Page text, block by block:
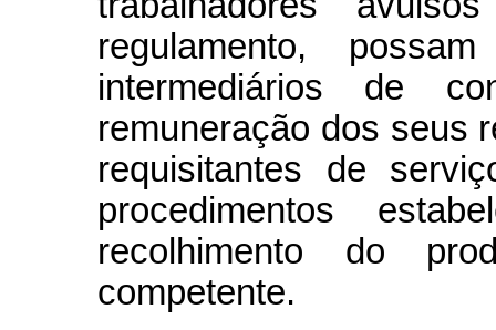
regulamento,
intermediários de
remuneração dos seus
requisitantes de
procedimentos
recolhimento do
competente.